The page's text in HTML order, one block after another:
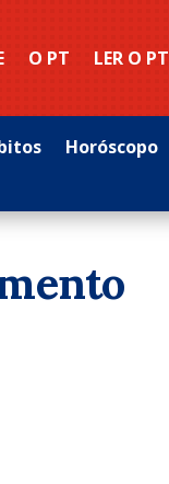
O PT LER O PT
Horóscopo